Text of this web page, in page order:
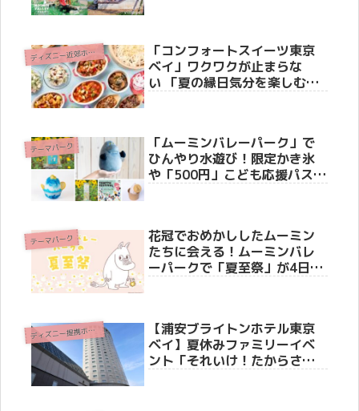
デ
ィズニー近郊ホテル
「コンフォートスイーツ東京
ベイ」ワクワクが止まらな
い 「夏の縁日気分を楽しむ、
テーマパーク
「ムーミンバレーパーク」で
ひんやり水遊び！限定かき氷
や「500円」こども応援パスな
テーマパーク
花冠でおめかししたムーミン
たちに会える！ムーミンバレ
ーパークで「夏至祭」が4日間
デ
ィズニー提携ホテル
【浦安ブライトンホテル東京
ベイ】夏休みファミリーイベ
ント「それいけ！たからさが